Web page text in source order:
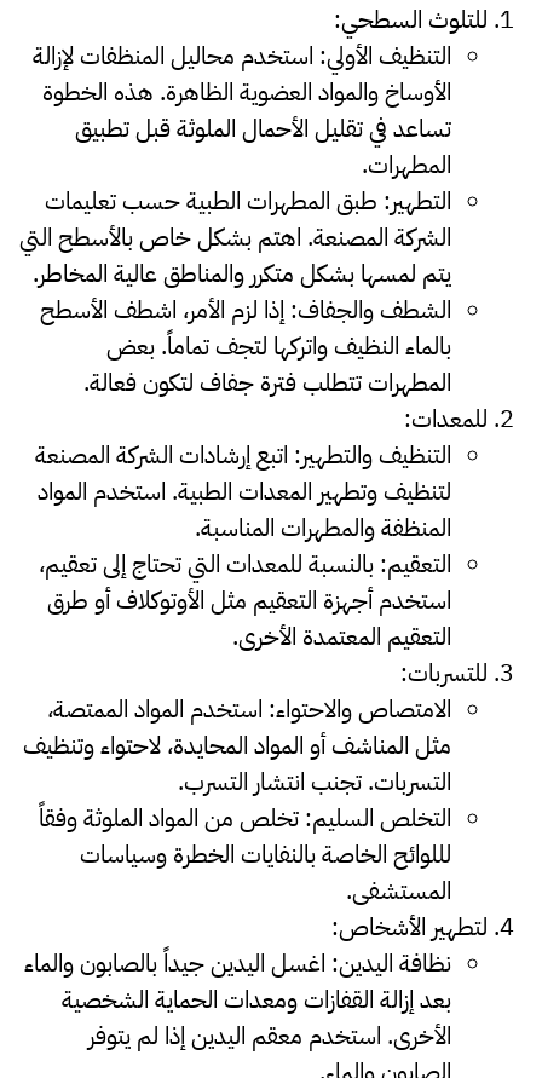
للتلوث السطحي:
التنظيف الأولي: استخدم محاليل المنظفات لإزالة
الأوساخ والمواد العضوية الظاهرة. هذه الخطوة
تساعد في تقليل الأحمال الملوثة قبل تطبيق
المطهرات.
التطهير: طبق المطهرات الطبية حسب تعليمات
الشركة المصنعة. اهتم بشكل خاص بالأسطح التي
يتم لمسها بشكل متكرر والمناطق عالية المخاطر.
الشطف والجفاف: إذا لزم الأمر، اشطف الأسطح
بالماء النظيف واتركها لتجف تماماً. بعض
المطهرات تتطلب فترة جفاف لتكون فعالة.
للمعدات:
التنظيف والتطهير: اتبع إرشادات الشركة المصنعة
لتنظيف وتطهير المعدات الطبية. استخدم المواد
المنظفة والمطهرات المناسبة.
التعقيم: بالنسبة للمعدات التي تحتاج إلى تعقيم،
استخدم أجهزة التعقيم مثل الأوتوكلاف أو طرق
التعقيم المعتمدة الأخرى.
للتسربات:
الامتصاص والاحتواء: استخدم المواد الممتصة،
مثل المناشف أو المواد المحايدة، لاحتواء وتنظيف
التسربات. تجنب انتشار التسرب.
التخلص السليم: تخلص من المواد الملوثة وفقاً
لللوائح الخاصة بالنفايات الخطرة وسياسات
المستشفى.
لتطهير الأشخاص:
نظافة اليدين: اغسل اليدين جيداً بالصابون والماء
بعد إزالة القفازات ومعدات الحماية الشخصية
الأخرى. استخدم معقم اليدين إذا لم يتوفر